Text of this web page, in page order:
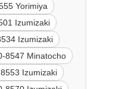
Yorimiya
Izumizaki
Izumizaki
8547 Minatocho
Izumizaki